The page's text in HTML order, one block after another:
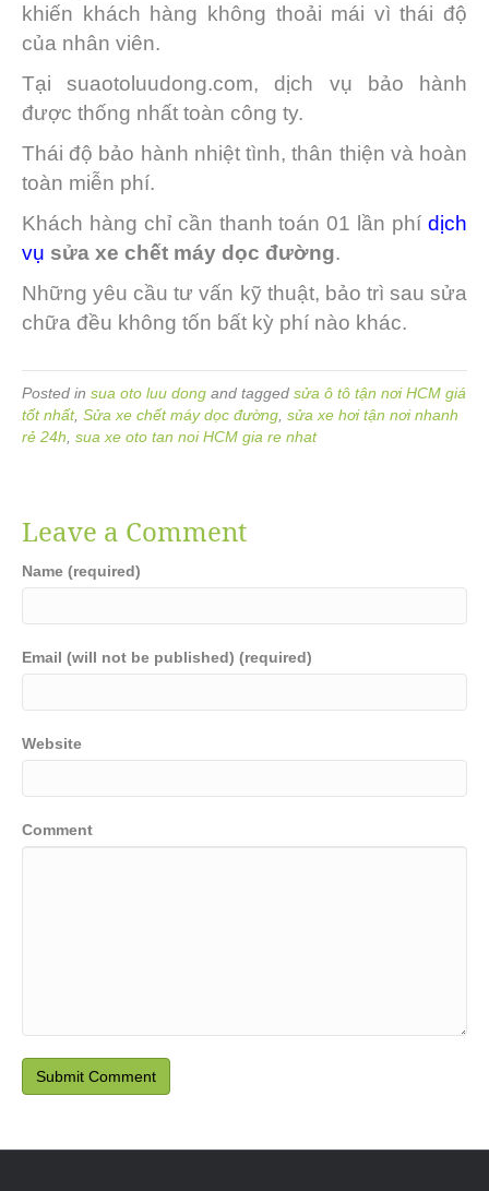
khiến khách hàng không thoải mái vì thái độ
của nhân viên.
Tại suaotoluudong.com, dịch vụ bảo hành
được thống nhất toàn công ty.
Thái độ bảo hành nhiệt tình, thân thiện và hoàn
toàn miễn phí.
Khách hàng chỉ cần thanh toán 01 lần phí dịch
vụ sửa xe chết máy dọc đường.
Những yêu cầu tư vấn kỹ thuật, bảo trì sau sửa
chữa đều không tốn bất kỳ phí nào khác.
Posted in sua oto luu dong and tagged sửa ô tô tận nơi HCM giá
tốt nhất, Sửa xe chết máy dọc đường sửa xe hơi tận nơi nhanh
rẻ 24h sua xe oto tan noi HCM gia re nhat
Leave a Comment
Name (required)
Email (will not be published) (required)
Website
Comment